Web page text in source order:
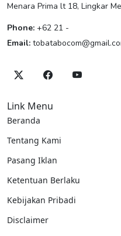
Menara Prima lt 18, Lingkar
Phone: +62 21 -
Email:
Link Menu
Beranda
Tentang Kami
Pasang Iklan
Ketentuan Berlaku
Kebijakan Pribadi
Disclaimer